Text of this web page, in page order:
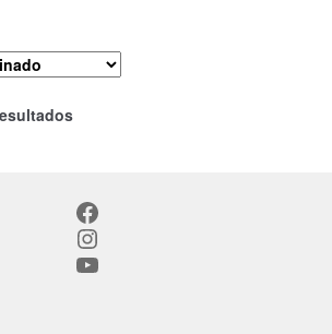
Facebook
Instagram
YouTube